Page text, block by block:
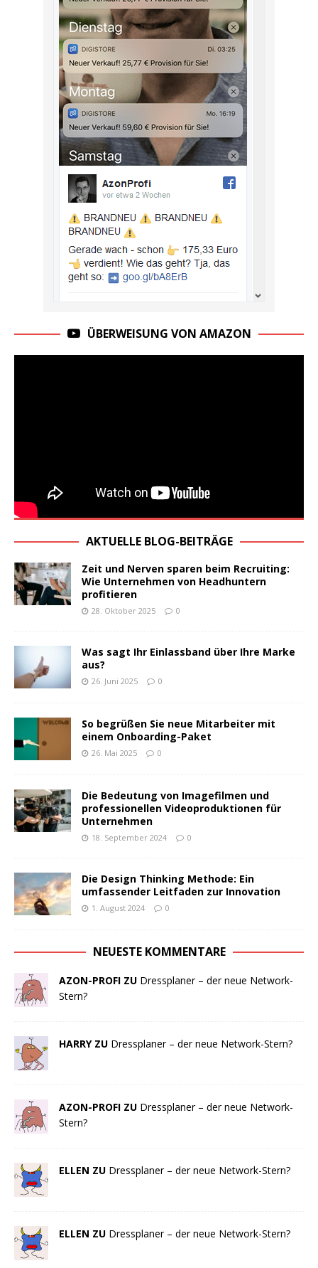
ÜBERWEISUNG VON AMAZON
AKTUELLE BLOG-BEITRÄGE
Zeit und Nerven sparen beim Recruiting:
Wie Unternehmen von Headhuntern
profitieren
28. Oktober 2025 0
Was sagt Ihr Einlassband über Ihre Marke
aus?
26. Juni 2025 0
So begrüßen Sie neue Mitarbeiter mit
einem Onboarding-Paket
26. Mai 2025 0
Die Bedeutung von Imagefilmen und
professionellen Videoproduktionen für
Unternehmen
18. September 2024 0
Die Design Thinking Methode: Ein
umfassender Leitfaden zur Innovation
1. August 2024 0
NEUESTE KOMMENTARE
AZON-PROFI ZU Dressplaner – der neue Network-
Stern?
HARRY ZU Dressplaner – der neue Network-Stern?
AZON-PROFI ZU Dressplaner – der neue Network-
Stern?
ELLEN ZU Dressplaner – der neue Network-Stern?
ELLEN ZU Dressplaner – der neue Network-Stern?